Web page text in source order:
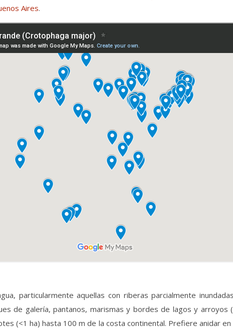
Aires.
particularmente aquellas con riberas parcialmente
de galería, pantanos, marismas y bordes de lagos y arroyos
(<1 ha) hasta 100 m de la costa continental. Prefiere anidar